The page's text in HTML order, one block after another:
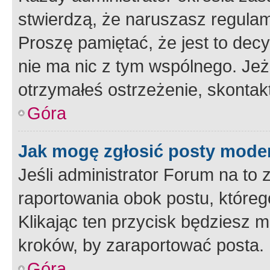
stwierdzą, że naruszasz
Proszę pamiętać, że jest to
nie ma nic z tym wspólnego.
otrzymałeś ostrzeżenie,
Góra
Jak mogę zgłosić posty
Jeśli administrator Forum na to
raportowania obok postu,
Klikając ten przycisk będziesz
kroków, by zaraportować posta.